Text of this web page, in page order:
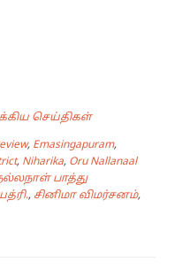
செய்திகள்
, Emasingapuram,
, Niharika, Oru Nallanaal
பாத்து
, சினிமா விமர்சனம்,